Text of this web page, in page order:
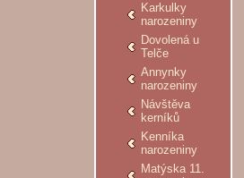
Karkulky
narozeniny
Dovolená u
Telče
Annynky
narozeniny
Návštěva
kerníků
Kenníka
narozeniny
Matýska 11.